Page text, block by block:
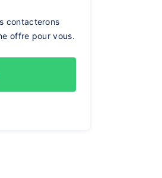
contacterons
offre pour vous.